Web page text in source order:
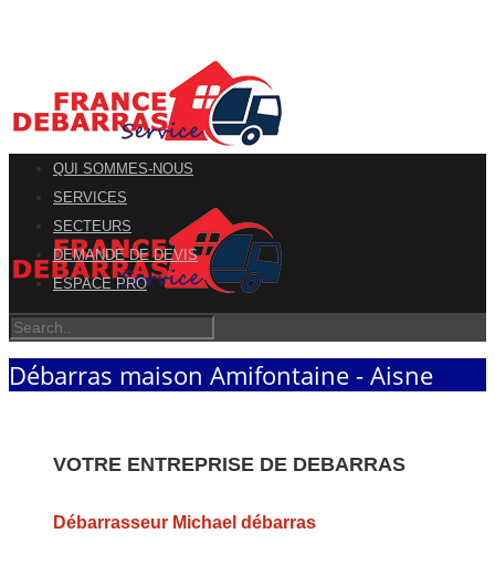
QUI SOMMES-NOUS
SERVICES
SECTEURS
DEMANDE DE DEVIS
ESPACE PRO
Débarras maison Amifontaine - Aisne
VOTRE ENTREPRISE DE DEBARRAS
Débarrasseur Michael débarras